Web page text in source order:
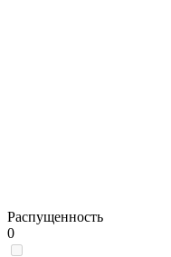
Распущенность
0